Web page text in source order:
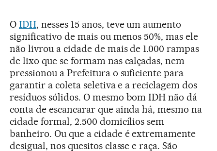
O IDH, nesses 15 anos, teve um aumento
significativo de mais ou menos 50%, mas ele
não livrou a cidade de mais de 1.000 rampas
de lixo que se formam nas calçadas, nem
pressionou a Prefeitura o suficiente para
garantir a coleta seletiva e a reciclagem dos
resíduos sólidos. O mesmo bom IDH não dá
conta de escancarar que ainda há, mesmo na
cidade formal, 2.500 domicílios sem
banheiro. Ou que a cidade é extremamente
desigual, nos quesitos classe e raça. São